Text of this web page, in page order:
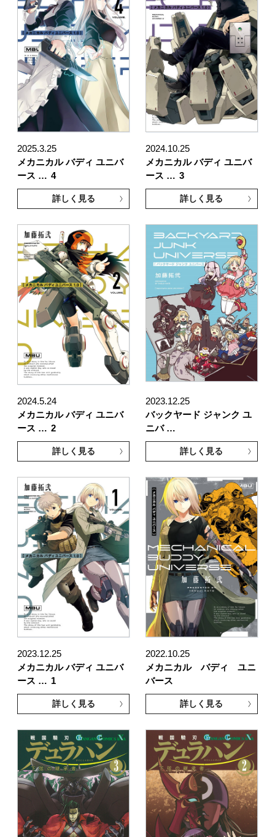
2025.3.25
メカニカル バディ ユニバ
ース … 4
詳しく見る
2024.10.25
メカニカル バディ ユニバ
ース … 3
詳しく見る
2024.5.24
メカニカル バディ ユニバ
ース … 2
詳しく見る
2023.12.25
バックヤード ジャンク ユ
ニバ …
詳しく見る
2023.12.25
メカニカル バディ ユニバ
ース … 1
詳しく見る
2022.10.25
メカニカル バディ ユニ
バース
詳しく見る